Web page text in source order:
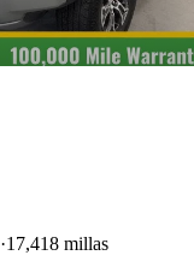
17,418 millas